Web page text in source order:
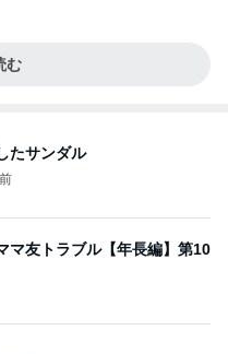
む
たサンダル
マ友トラブル【年長編】第10